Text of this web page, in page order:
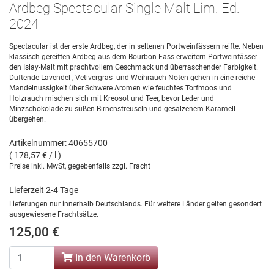
Ardbeg Spectacular Single Malt Lim. Ed.
2024
Spectacular ist der erste Ardbeg, der in seltenen Portweinfässern reifte. Neben
klassisch gereiften Ardbeg aus dem Bourbon-Fass erweitern Portweinfässer
den Islay-Malt mit prachtvollem Geschmack und überraschender Farbigkeit.
Duftende Lavendel-, Vetivergras- und Weihrauch-Noten gehen in eine reiche
Mandelnussigkeit über.Schwere Aromen wie feuchtes Torfmoos und
Holzrauch mischen sich mit Kreosot und Teer, bevor Leder und
Minzschokolade zu süßen Birnenstreuseln und gesalzenem Karamell
übergehen.
Artikelnummer: 40655700
( 178,57 € / l )
Preise inkl. MwSt, gegebenfalls zzgl. Fracht
Lieferzeit 2-4 Tage
Lieferungen nur innerhalb Deutschlands. Für weitere Länder gelten gesondert
ausgewiesene Frachtsätze.
125,00 €
In den Warenkorb